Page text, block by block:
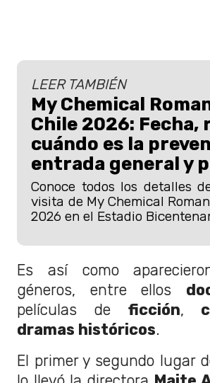
LEER TAMBIÉN
My Chemical
Chile 2026: Fecha,
cuándo es la
entrada general y
Conoce todos los detalles
visita de My Chemical
2026 en el Estadio
Es así como
géneros, entre ellos
películas de ficción,
dramas históricos.
El primer y segundo lugar